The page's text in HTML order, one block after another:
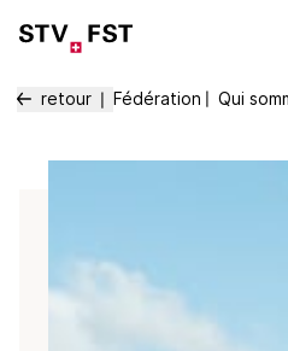
retour 〡 Fédération〡 Qui